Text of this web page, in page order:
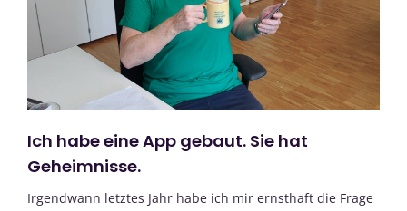
Ich habe eine App gebaut. Sie hat
Geheimnisse.
Irgendwann letztes Jahr habe ich mir ernsthaft die Frage